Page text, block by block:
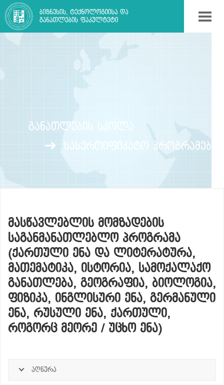
ᲒᲐᲜᲐᲗᲚᲔᲑᲘᲡ ᲡᲙᲝᲚᲐ
სასერთიფიკატო პროგრამები
ᲛᲐᲡᲬᲐᲕᲚᲔᲑᲚᲘᲡ ᲛᲝᲛᲖᲐᲓᲔᲑᲘᲡ
ᲡᲐᲒᲐᲜᲛᲐᲜᲐᲗᲚᲔᲑᲚᲝ ᲞᲠᲝᲒᲠᲐᲛᲐ
(ᲥᲐᲠᲗᲣᲚᲘ ᲔᲜᲐ ᲓᲐ ᲚᲘᲢᲔᲠᲐᲢᲣᲠᲐ,
ᲛᲐᲗᲔᲛᲐᲢᲘᲙᲐ, ᲘᲡᲢᲝᲠᲘᲐ, ᲡᲐᲛᲝᲥᲐᲚᲐᲥᲝ
ᲒᲐᲜᲐᲗᲚᲔᲑᲐ, ᲒᲔᲝᲒᲠᲐᲤᲘᲐ, ᲑᲘᲝᲚᲝᲒᲘᲐ,
ᲤᲘᲖᲘᲙᲐ, ᲘᲜᲒᲚᲘᲡᲣᲠᲘ ᲔᲜᲐ, ᲒᲔᲠᲛᲐᲜᲣᲚᲘ
ᲔᲜᲐ, ᲠᲣᲡᲣᲚᲘ ᲔᲜᲐ, ᲥᲐᲠᲗᲣᲚᲘ,
ᲠᲝᲒᲝᲠᲪ ᲛᲔᲝᲠᲔ / ᲣᲪᲮᲝ ᲔᲜᲐ)
აღწერა